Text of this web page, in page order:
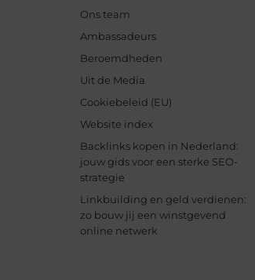
Ons team
Ambassadeurs
Beroemdheden
Uit de Media
Cookiebeleid (EU)
Website index
Backlinks kopen in Nederland:
jouw gids voor een sterke SEO-
strategie
Linkbuilding en geld verdienen:
zo bouw jij een winstgevend
online netwerk